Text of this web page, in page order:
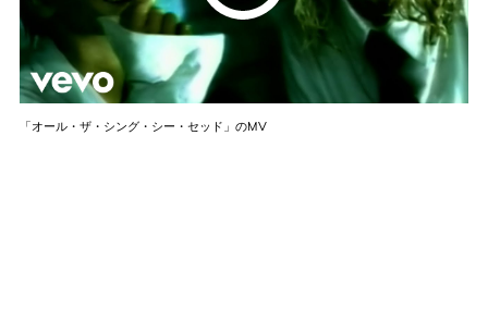
「オール・ザ・シング・シー・セッド」のMV